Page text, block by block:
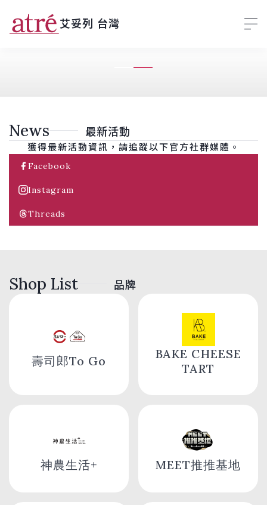
艾妥列 台灣
News 最新活動
獲得最新活動資訊，請追蹤以下官方社群媒體。
Facebook
Instagram
Threads
Shop List 品牌
壽司郎To Go
BAKE CHEESE
TART
神農生活+ MEET推推基地